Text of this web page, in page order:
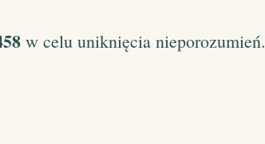
w celu uniknięcia nieporozumień.